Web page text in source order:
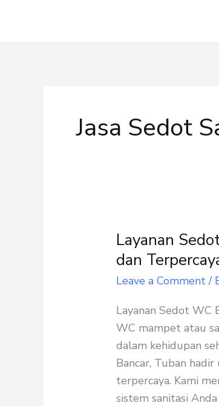
Jasa Sedot
Layanan
dan
Leave a Comment /
Layanan Sedot WC
WC mampet atau
dalam kehidupan
Bancar, Tuban
terpercaya. Kami
sistem sanitasi
Layanan
Sedot
WC
Tuban:
Bersih,
Cepat,
dan
Terpercaya